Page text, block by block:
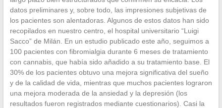
datos preliminares y, sobre todo, las impresiones subjetivas de
los pacientes son alentadoras. Algunos de estos datos han sido
recopilados en nuestro centro, el hospital universitario “Luigi
Sacco” de Milán. En un estudio publicado este año, seguimos a
100 pacientes con fibromialgia durante 6 meses de tratamiento
con cannabis, que había sido añadido a su tratamiento base. El
30% de los pacientes obtuvo una mejora significativa del sueño
y de la calidad de vida, mientras que muchos pacientes lograron
una mejora moderada de la ansiedad y la depresión (los
resultados fueron registrados mediante cuestionarios). Casi la